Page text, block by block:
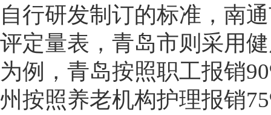
自行研发制订的标准，南
评定量表，青岛市则采用
为例，青岛按照职工报销
州按照养老机构护理报销